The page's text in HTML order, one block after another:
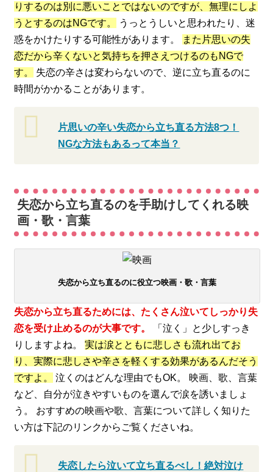
りするのは別に悪いことではないのですが、無理にしよ
うとするのはNGです。
うっとうしいと思われたり、迷
惑をかけたりする可能性があります。
また片思いの失
恋だから辛くないと気持ちを押さえつけるのもNGで
す。
失恋の辛さは変わらないので、逆に立ち直るのに
時間がかかることがあります。
片思いの辛い失恋から立ち直る方法8つ！
NGな方法もあるって本当？
失恋から立ち直るのを手助けしてくれる映
画・歌・言葉
失恋から立ち直るのに役立つ映画・歌・言葉
失恋から立ち直るためには、たくさん泣いてしっかり失
恋を受け止めるのが大事です。
「泣く」と少しすっき
りしますよね。実は涙とともに悲しさも流れ出てお
り、実際に悲しさや辛さを軽くする効果があるんだそう
ですよ。
泣くのはどんな理由でもOK。 映画、歌、言葉
など、自分が泣きやすいものを選んで涙を誘いましょ
う。 おすすめの映画や歌、言葉について詳しく知りた
い方は下記のリンクからご覧くださいね。
失恋したら泣いて立ち直るべし！絶対泣け